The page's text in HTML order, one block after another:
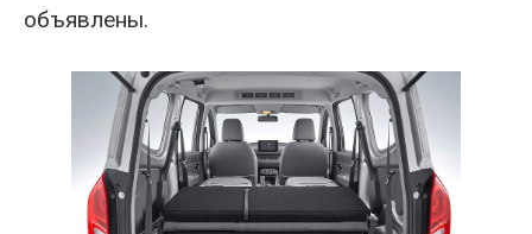
объявлены.